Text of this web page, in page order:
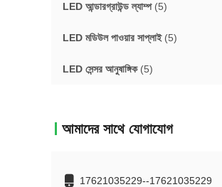
LED আন্ডারগ্রাউন্ড ল্যাম্প(5)
LED মডিউল পাওয়ার সাপ্লাই(5)
LED সেন্সর আনুষাঙ্গিক(5)
আমাদের সাথে যোগাযোগ
17621035229--17621035229